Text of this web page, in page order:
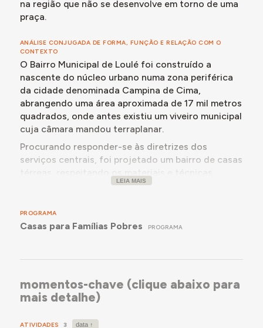
na região que não se desenvolve em torno de uma
praça.
ANÁLISE CONJUGADA DE FORMA, FUNÇÃO E RELAÇÃO COM O
CONTEXTO
O Bairro Municipal de Loulé foi construído a
nascente do núcleo urbano numa zona periférica
da cidade denominada Campina de Cima,
abrangendo uma área aproximada de 17 mil metros
quadrados, onde antes existiu um viveiro municipal
cuja câmara mandou terraplanar.
Procurando responder-se às diretrizes dos
serviços centrais, foi projetado um bairro de casas
construtivas locais e priorizando a economia da
justapostas linearmente, em perímetro trapezoidal
irregular, com orientação Nordeste/Sudoeste,
habitações, dispõem de entrada partilhada a cada
duas casas.
LEIA MAIS
PROGRAMA
Casas para Famílias Pobres PROGRAMA
momentos-chave (clique abaixo para
mais detalhe)
ATIVIDADES 3